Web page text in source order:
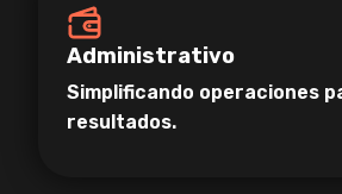
Administrativo
Simplificando operaciones
resultados.